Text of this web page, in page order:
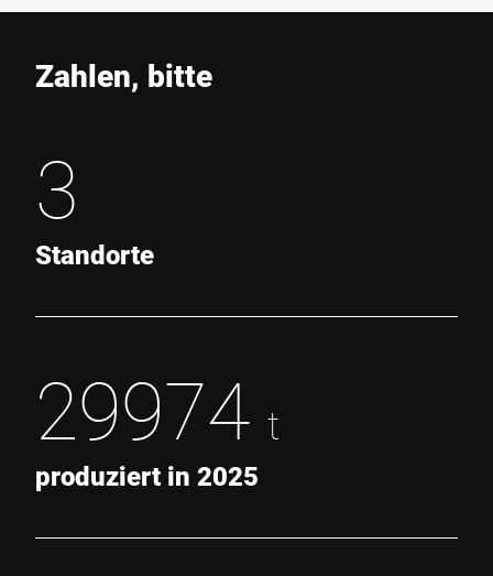
Zahlen, bitte
3
Standorte
29974 t
produziert in 2025